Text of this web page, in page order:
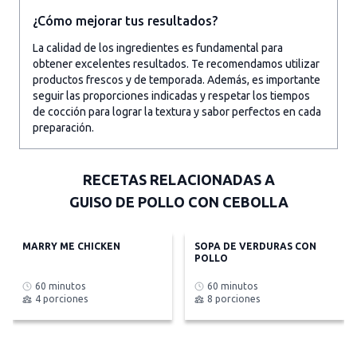
¿Cómo mejorar tus resultados?
La calidad de los ingredientes es fundamental para
obtener excelentes resultados. Te recomendamos utilizar
productos frescos y de temporada. Además, es importante
seguir las proporciones indicadas y respetar los tiempos
de cocción para lograr la textura y sabor perfectos en cada
preparación.
RECETAS RELACIONADAS A
GUISO DE POLLO CON CEBOLLA
MARRY ME CHICKEN
60 minutos
4 porciones
SOPA DE VERDURAS CON
POLLO
60 minutos
8 porciones